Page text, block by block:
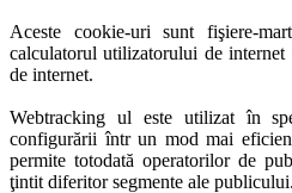
Aceste cookie-uri sunt fişiere-
calculatorul utilizatorului de internet
de internet.
Webtracking ul este utilizat în
configurării într un mod mai
permite totodată operatorilor de
ţintit diferitor segmente ale publicului.